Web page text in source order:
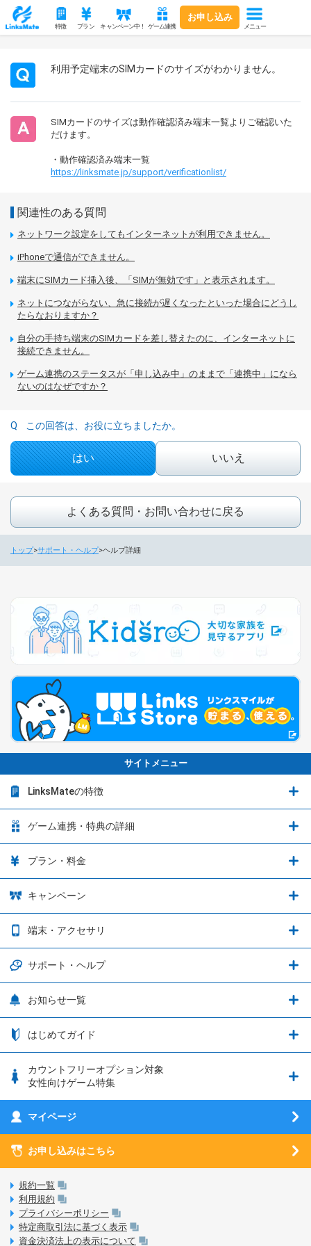
特徴 プラン キャンペーン中！ ゲーム連携
お申し込み
メニュー
利用予定端末のSIMカードのサイズがわかりません。
SIMカードのサイズは動作確認済み端末一覧よりご確認いた
だけます。
・動作確認済み端末一覧
https://linksmate.jp/support/verificationlist/
関連性のある質問
ネットワーク設定をしてもインターネットが利用できません。
iPhoneで通信ができません。
端末にSIMカード挿入後、「SIMが無効です」と表示されます。
ネットにつながらない、急に接続が遅くなったといった場合にどうし
たらなおりますか？
自分の手持ち端末のSIMカードを差し替えたのに、インターネットに
接続できません。
ゲーム連携のステータスが「申し込み中」のままで「連携中」になら
ないのはなぜですか？
この回答は、お役に立ちましたか。
はい いいえ
よくある質問・お問い合わせに戻る
トップ サポート・ヘルプ ヘルプ詳細
サイトメニュー
LinksMateの特徴
LinksMateの特徴
音声通話料金がもっとオトクに
データ通信容量繰り越し
通信エリアと通信速度状況
つながる端末保証
フィルタリングアプリ
5G回線オプションについて
LINE年齢認証について
LinksStoreについて
ゲーム連携・特典の詳細
ゲーム連携・特典の詳細
ブレイブソード×ブレイズソウル
ウマ娘 プリティーダービー
プリンセスコネクト！Re:Dive
釣り★スタ
ウマスクについて
プラン・料金
プラン・料金
3種類のSIMタイプ
日割り計算
キャンペーン
お得なキャンペーン実施中！
OPPO端末購入キャンペーン第5弾
端末・アクセサリ
端末・アクセサリ
iPhone利用について
動作確認済み端末一覧
サポート・ヘルプ
サポート・ヘルプ
nanoSIM･microSIM･通常SIMの初期設定方法
eSIMの初期設定方法
MVNOのギモンを解消！
3Dセキュアについて
未成年者の方のご契約
お知らせ一覧
お知らせ一覧
はじめてガイド
はじめてガイド
SIMサービスについて
SIMロック解除ガイド
LinksMateのサービスについて
LPについて
カウントフリーオプション対象
女性向けゲーム特集
刀剣乱舞-ONLINE- Pocket
あんさんぶるスターズ！！Music
マイページ
お申し込みはこちら
規約一覧
利用規約
プライバシーポリシー
特定商取引法に基づく表示
資金決済法上の表示について